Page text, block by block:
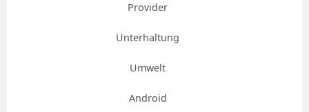
Provider
Unterhaltung
Umwelt
Android